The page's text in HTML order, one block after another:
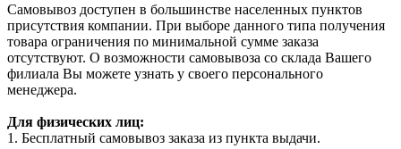
Самовывоз доступен в большинстве населенных пунктов
присутствия компании. При выборе данного типа получения
товара ограничения по минимальной сумме заказа
отсутствуют. О возможности самовывоза со склада Вашего
филиала Вы можете узнать у своего персонального
менеджера.
Для физических лиц:
1. Бесплатный самовывоз заказа из пункта выдачи.